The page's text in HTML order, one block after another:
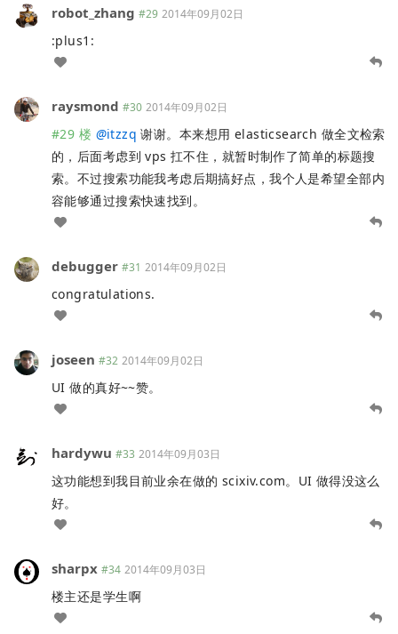
robot_zhang #29 2014年09月02日
:plus1:
raysmond #30 2014年09月02日
#29 楼 @itzzq 谢谢。本来想用 elasticsearch 做全文检索
的，后面考虑到 vps 扛不住，就暂时制作了简单的标题搜
索。不过搜索功能我考虑后期搞好点，我个人是希望全部内
容能够通过搜索快速找到。
debugger #31 2014年09月02日
congratulations.
joseen #32 2014年09月02日
UI 做的真好~~赞。
hardywu #33 2014年09月03日
这功能想到我目前业余在做的 scixiv.com。UI 做得没这么
好。
sharpx #34 2014年09月03日
楼主还是学生啊